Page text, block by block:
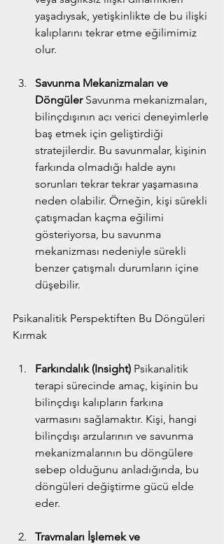
yaşadıysak, yetişkinlikte de bu ilişki
kalıplarını tekrar etme eğilimimiz
olur.
Savunma Mekanizmaları ve
Döngüler Savunma mekanizmaları,
bilinçdışının acı verici deneyimlerle
baş etmek için geliştirdiği
stratejilerdir. Bu savunmalar, kişinin
farkında olmadığı halde aynı
sorunları tekrar tekrar yaşamasına
neden olabilir. Örneğin, kişi sürekli
çatışmadan kaçma eğilimi
gösteriyorsa, bu savunma
mekanizması nedeniyle sürekli
benzer çatışmalı durumların içine
düşebilir.
Psikanalitik Perspektiften Bu Döngüleri
Kırmak
Farkındalık (Insight) Psikanalitik
terapi sürecinde amaç, kişinin bu
bilinçdışı kalıpların farkına
varmasını sağlamaktır. Kişi, hangi
bilinçdışı arzularının ve savunma
mekanizmalarının bu döngülere
sebep olduğunu anladığında, bu
döngüleri değiştirme gücü elde
eder.
Travmaları İşlemek ve